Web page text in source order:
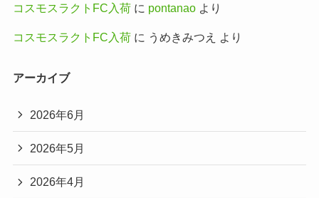
コスモスラクトFC入荷に pontanaoより
コスモスラクトFC入荷に うめきみつえ より
アーカイブ
2026年6月
2026年5月
2026年4月